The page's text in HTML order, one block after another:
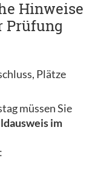
Hinweise
Prüfung
Plätze
müssen Sie
im